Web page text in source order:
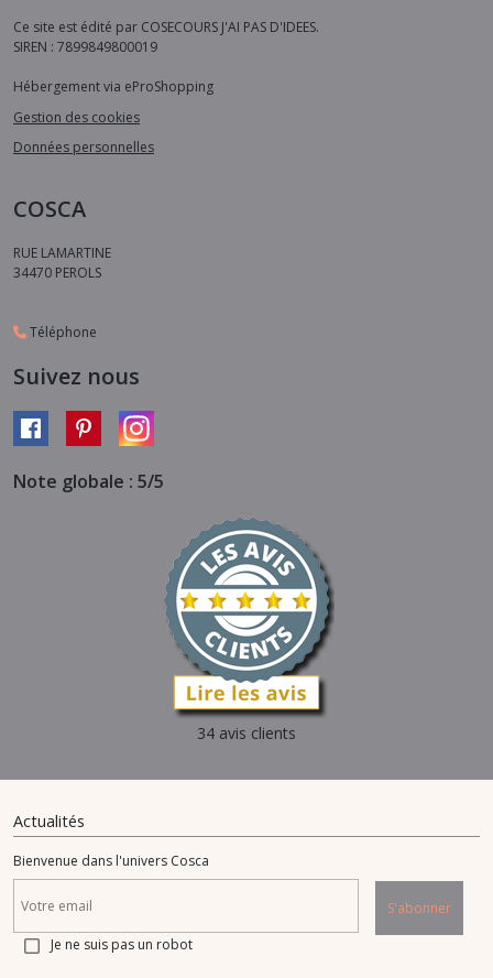
Ce site est édité par COSECOURS J'AI PAS D'IDEES.
SIREN : 7899849800019
Hébergement via eProShopping
Gestion des cookies
Données personnelles
COSCA
RUE LAMARTINE
34470 PEROLS
Téléphone
Suivez nous
Note globale : 5/5
34 avis clients
Actualités
Bienvenue dans l'univers Cosca
S'abonner
Je ne suis pas un robot